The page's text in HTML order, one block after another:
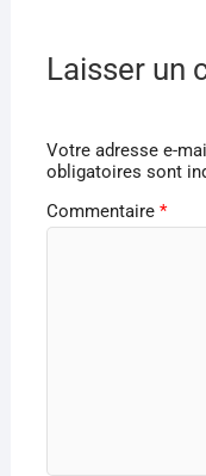
Laisser un
Votre adresse e-
obligatoires sont
Commentaire *